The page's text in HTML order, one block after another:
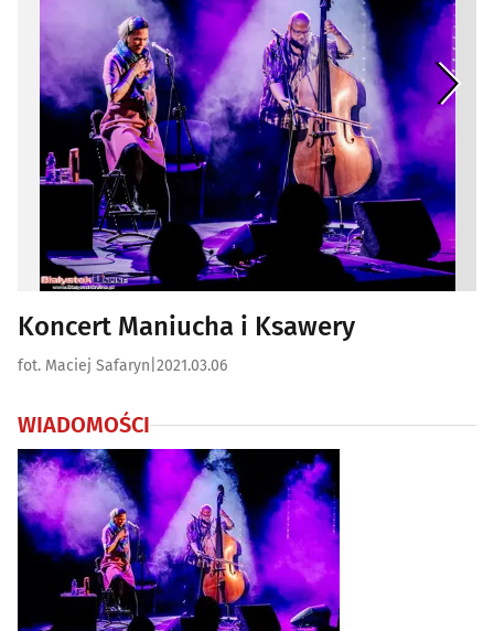
Koncert Maniucha i Ksawery
fot. Maciej Safaryn 2021.03.06
WIADOMOŚCI